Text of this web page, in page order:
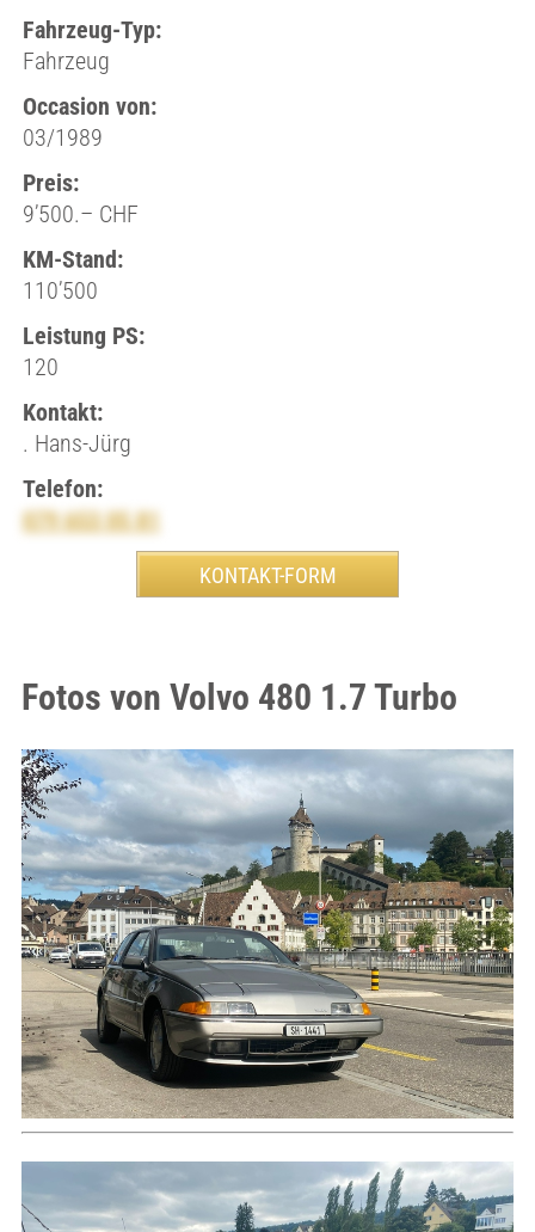
Fahrzeug-Typ:
Fahrzeug
Occasion von:
03/1989
Preis:
9’500.– CHF
KM-Stand:
110’500
Leistung PS:
120
Kontakt:
. Hans-Jürg
Telefon:
079 653 05 81
Fotos von Volvo 480 1.7 Turbo